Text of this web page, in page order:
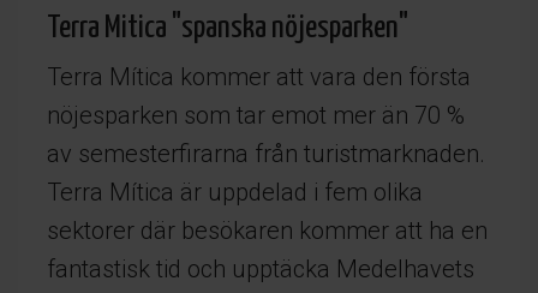
Terra Mitica "spanska nöjesparken"
Terra Mítica kommer att vara den första
nöjesparken som tar emot mer än 70 %
av semesterfirarna från turistmarknaden.
Terra Mítica är uppdelad i fem olika
sektorer där besökaren kommer att ha en
fantastisk tid och upptäcka Medelhavets